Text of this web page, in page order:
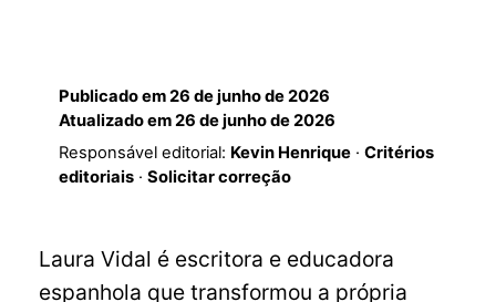
Publicado em26 de junho de 2026
Atualizado em26 de junho de 2026
Responsável editorial: Kevin Henrique· Critérios
editoriais· Solicitar correção
Laura Vidal é escritora e educadora
espanhola que transformou a própria